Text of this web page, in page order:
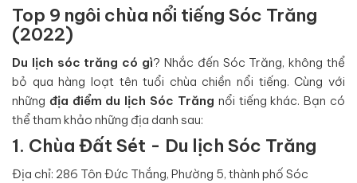
Top 9 ngôi chùa nổi tiếng Sóc Trăng
(2022)
Du lịch sóc trăng có gì? Nhắc đến Sóc Trăng, không thể
bỏ qua hàng loạt tên tuổi chùa chiền nổi tiếng. Cùng với
những địa điểm du lịch Sóc Trăng nổi tiếng khác. Bạn có
thể tham khảo những địa danh sau:
1. Chùa Đất Sét - Du lịch Sóc Trăng
Địa chỉ: 286 Tôn Đức Thắng, Phường 5, thành phố Sóc